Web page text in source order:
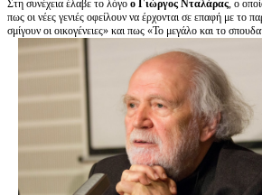
Στη συνέχεια έλαβε το λόγο ο Γιώργος Νταλάρας, ο
πως οι νέες γενιές οφείλουν να έρχονται σε επαφή με
σμίγουν οι οικογένειες» και πως «Το μεγάλο και το